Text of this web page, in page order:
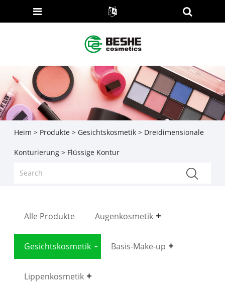
Heim > Produkte> Gesichtskosmetik> Dreidimensionale
Konturierung> Flüssige Kontur
Alle Produkte Augenkosmetik
Gesichtskosmetik Basis-Make-up
Lippenkosmetik